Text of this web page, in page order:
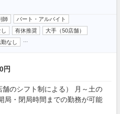
師
パート・アルバイト
有休推奨
大手（50店舗）
なし
円
のシフト制による） 月～土の
局・閉局時間までの勤務が可能